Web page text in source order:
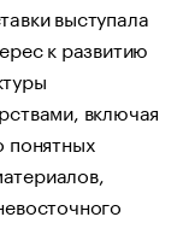
выступала
к развитию
включая
понятных